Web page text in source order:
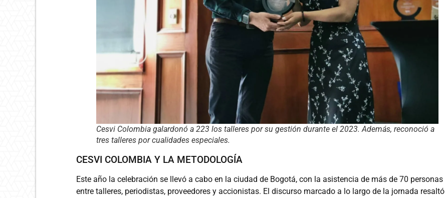
Cesvi Colombia galardonó a 223 los talleres por su gestión durante el 2023. Además, reconoció a
tres talleres por cualidades especiales.
CESVI COLOMBIA Y LA METODOLOGÍA
Este año la celebración se llevó a cabo en la ciudad de Bogotá, con la asistencia de más de 70 personas
entre talleres, periodistas, proveedores y accionistas. El discurso marcado a lo largo de la jornada resaltó